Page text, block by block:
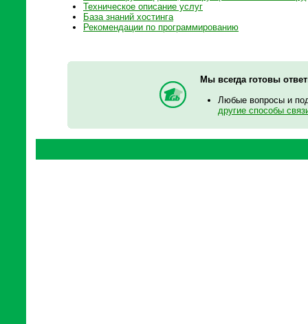
Техническое описание услуг
База знаний хостинга
Рекомендации по программированию
Мы всегда готовы
Любые вопросы и
другие способы